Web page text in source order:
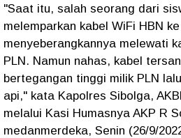
"Saat itu, salah seorang dari
melemparkan kabel WiFi HBN
menyeberangkannya melewati
PLN. Namun nahas, kabel
bertegangan tinggi milik PLN
api," kata Kapolres Sibolga,
melalui Kasi Humasnya AKP R
medanmerdeka, Senin (26/9/